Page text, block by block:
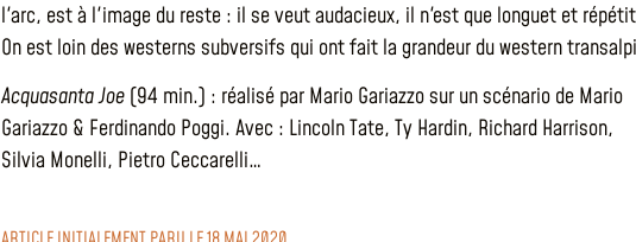
l'arc, est à l'image du reste : il se veut audacieux, il n'est que longuet et
On est loin des westerns subversifs qui ont fait la grandeur du western
Acquasanta Joe (94 min.) : réalisé par Mario Gariazzo sur un scénario de Mario
Gariazzo & Ferdinando Poggi. Avec : Lincoln Tate, Ty Hardin, Richard Harrison,
Silvia Monelli, Pietro Ceccarelli…